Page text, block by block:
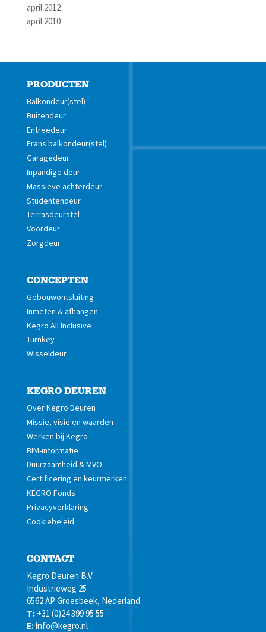
april 2012
april 2010
PRODUCTEN
Balkondeur(stel)
Buitendeur
Entreedeur
Frans balkondeur(stel)
Garagedeur
Inpandige deur
Massieve achterdeur
Studentendeur
Terrasdeurstel
Voordeur
Zorgdeur
CONCEPTEN
Gebouwontsluiting
Inmeten & afhangen
Kegro All Inclusive
Turnkey
Wisseldeur
KEGRO DEUREN
Over Kegro Deuren
Missie, visie en waarden
Werken bij Kegro
BIM-informatie
Duurzaamheid & MVO
Certificering en keurmerken
KEGRO Fonds
Privacyverklaring
Cookiebeleid
CONTACT
Kegro Deuren B.V.
Industrieweg 25
6562 AP Groesbeek, Nederland
T: +31 (0)24 399 95 55
E:info@kegro.nl